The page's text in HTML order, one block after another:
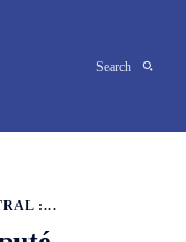
Search
:...